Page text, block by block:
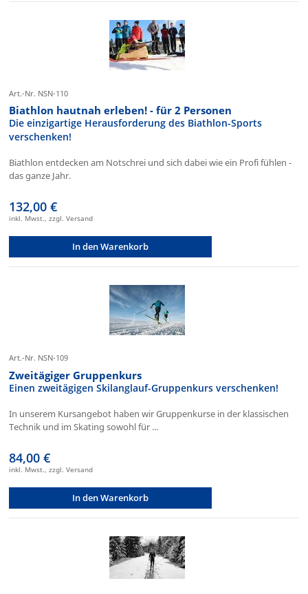
Art.-Nr. NSN-110
Biathlon hautnah erleben! - für 2 Personen
Die einzigartige Herausforderung des Biathlon-Sports
verschenken!
Biathlon entdecken am Notschrei und sich dabei wie ein Profi fühlen -
das ganze Jahr.
132,00 €
inkl. Mwst., zzgl. Versand
In den Warenkorb
Art.-Nr. NSN-109
Zweitägiger Gruppenkurs
Einen zweitägigen Skilanglauf-Gruppenkurs verschenken!
In unserem Kursangebot haben wir Gruppenkurse in der klassischen
Technik und im Skating sowohl für ...
84,00 €
inkl. Mwst., zzgl. Versand
In den Warenkorb